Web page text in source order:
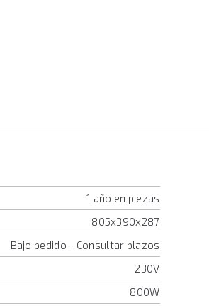
1 año en piezas
805x390x287
Bajo pedido - Consultar plazos
230V
800W